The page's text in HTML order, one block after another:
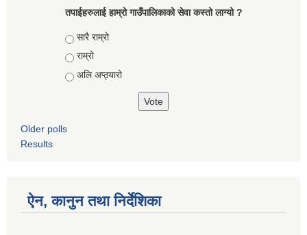
तपाईहरुलाई हाम्रो गाउँपालिकाको सेवा कस्तो लाग्यो ?
Choices
सारै राम्रो
राम्रो
अलि अप्ठ्यारो
Older polls
Results
ऐन, कानुन तथा निर्देशिका